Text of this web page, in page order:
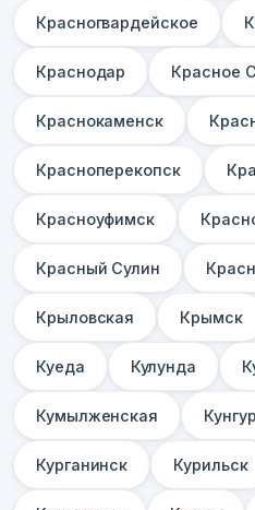
Красногвардейское
Краснодар Красное
Краснокаменск
Красноперекопск
Красноуфимск
Красный Сулин
Крыловская Крымск
Куеда Кулунда
Кумылженская Кунгур
Курганинск Курильск